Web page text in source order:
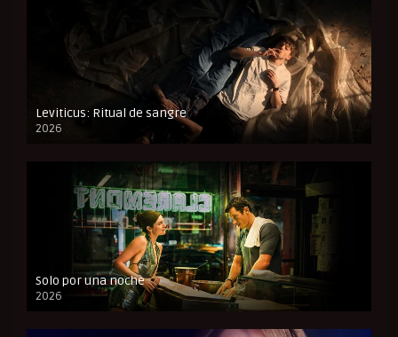
Leviticus: Ritual de sangre
2026
FULL HD
Solo por una noche
2026
CAM